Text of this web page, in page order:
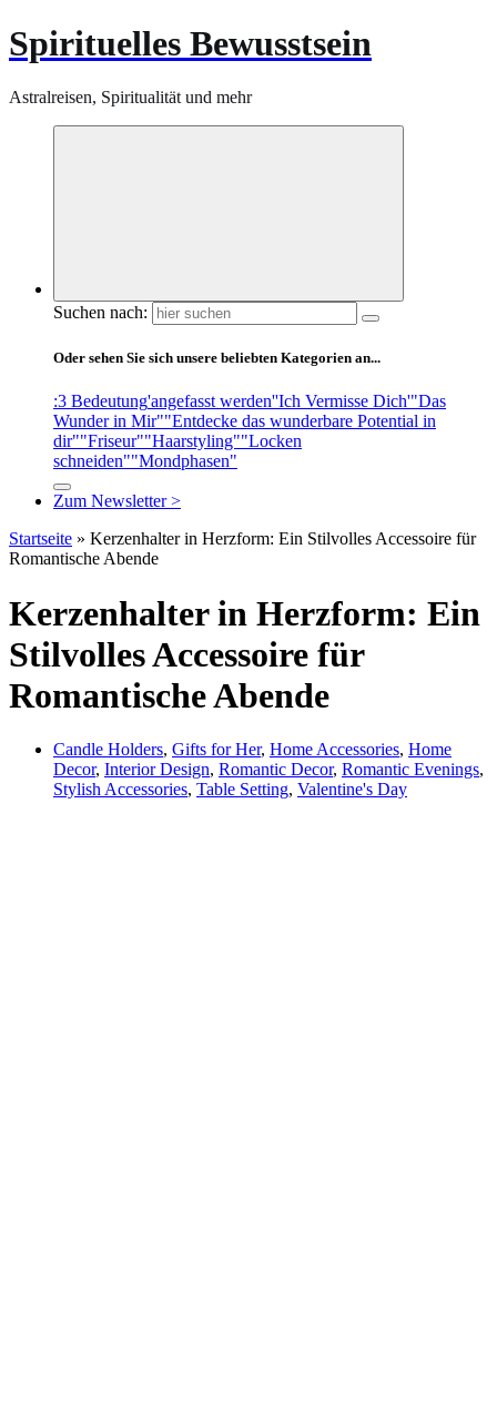
Spirituelles Bewusstsein
Astralreisen, Spiritualität und mehr
Suchen nach:
Oder sehen Sie sich unsere beliebten Kategorien an...
:3 Bedeutung'angefasst werden''Ich Vermisse Dich'"Das
Wunder in Mir""Entdecke das wunderbare Potential in
dir""Friseur""Haarstyling""Locken
schneiden""Mondphasen"
Zum Newsletter >
Startseite » Kerzenhalter in Herzform: Ein Stilvolles Accessoire für
Romantische Abende
Kerzenhalter in Herzform: Ein
Stilvolles Accessoire für
Romantische Abende
Candle Holders, Gifts for Her, Home Accessories, Home
Decor, Interior Design, Romantic Decor, Romantic Evenings,
Stylish Accessories, Table Setting, Valentine's Day